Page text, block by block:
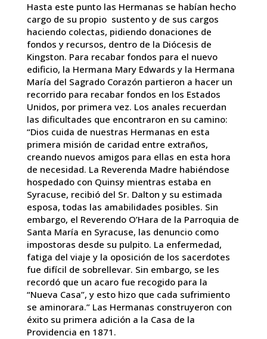
Hasta este punto las Hermanas se habían hecho
cargo de su propio sustento y de sus cargos
haciendo colectas, pidiendo donaciones de
fondos y recursos, dentro de la Diócesis de
Kingston. Para recabar fondos para el nuevo
edificio, la Hermana Mary Edwards y la Hermana
María del Sagrado Corazón partieron a hacer un
recorrido para recabar fondos en los Estados
Unidos, por primera vez. Los anales recuerdan
las dificultades que encontraron en su camino:
“Dios cuida de nuestras Hermanas en esta
primera misión de caridad entre extraños,
creando nuevos amigos para ellas en esta hora
de necesidad. La Reverenda Madre habiéndose
hospedado con Quinsy mientras estaba en
Syracuse, recibió del Sr. Dalton y su estimada
esposa, todas las amabilidades posibles. Sin
embargo, el Reverendo O’Hara de la Parroquia de
Santa María en Syracuse, las denuncio como
impostoras desde su pulpito. La enfermedad,
fatiga del viaje y la oposición de los sacerdotes
fue difícil de sobrellevar. Sin embargo, se les
recordó que un acaro fue recogido para la
“Nueva Casa”, y esto hizo que cada sufrimiento
se aminorara.” Las Hermanas construyeron con
éxito su primera adición a la Casa de la
Providencia en 1871.